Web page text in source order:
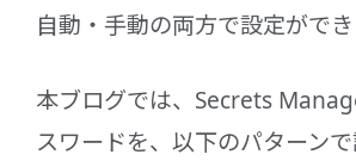
自動・手動の両方で設定ができ
本ブログでは、Secrets
スワードを、以下のパターン